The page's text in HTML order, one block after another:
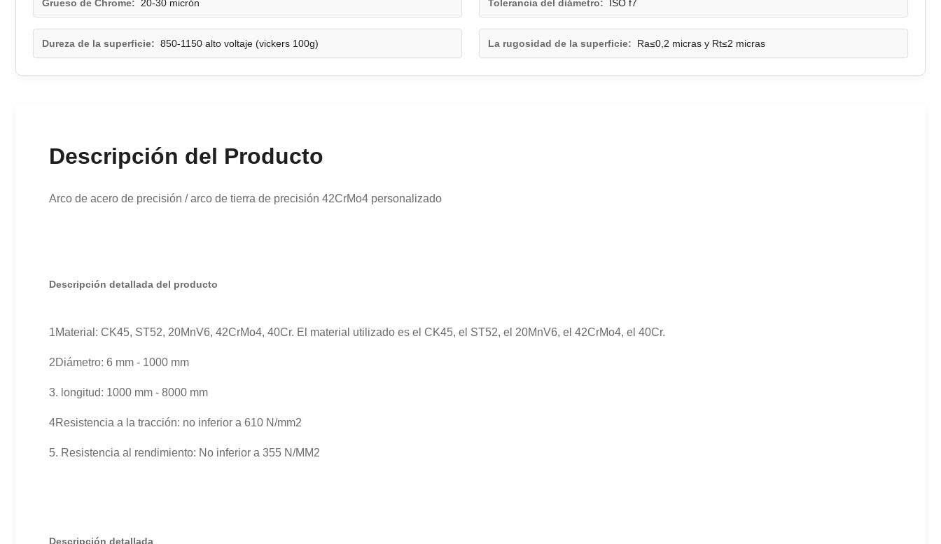
Grueso de Chrome: 20-30 micrón Tolerancia del diámetro: ISO f7
Dureza de la superficie: 850-1150 alto voltaje (vickers 100g) La rugosidad de la superficie: Ra≤0,2 micras y Rt≤2 micras
Descripción del Producto
Arco de acero de precisión / arco de tierra de precisión 42CrMo4 personalizado
Descripción detallada del producto
1Material: CK45, ST52, 20MnV6, 42CrMo4, 40Cr. El material utilizado es el CK45, el ST52, el 20MnV6, el 42CrMo4, el 40Cr.
2Diámetro: 6 mm - 1000 mm
3. longitud: 1000 mm - 8000 mm
4Resistencia a la tracción: no inferior a 610 N/mm2
5. Resistencia al rendimiento: No inferior a 355 N/MM2
Descripción detallada